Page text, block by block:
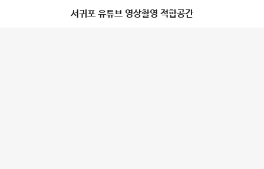
서귀포 유튜브 영상촬영 적합공간